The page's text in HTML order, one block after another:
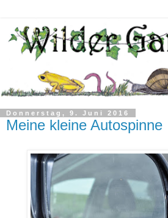
Donnerstag, 9. Juni 2016
Meine kleine Autospinne